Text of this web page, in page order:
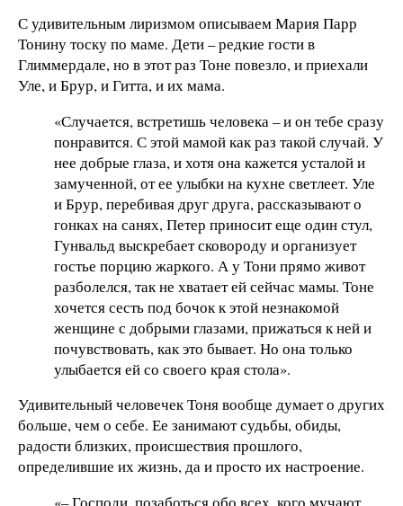
С удивительным лиризмом описываем Мария Парр
Тонину тоску по маме. Дети – редкие гости в
Глиммердале, но в этот раз Тоне повезло, и приехали
Уле, и Брур, и Гитта, и их мама.
«Случается, встретишь человека – и он тебе сразу
понравится. С этой мамой как раз такой случай. У
нее добрые глаза, и хотя она кажется усталой и
замученной, от ее улыбки на кухне светлеет. Уле
и Брур, перебивая друг друга, рассказывают о
гонках на санях, Петер приносит еще один стул,
Гунвальд выскребает сковороду и организует
гостье порцию жаркого. А у Тони прямо живот
разболелся, так не хватает ей сейчас мамы. Тоне
хочется сесть под бочок к этой незнакомой
женщине с добрыми глазами, прижаться к ней и
почувствовать, как это бывает. Но она только
улыбается ей со своего края стола».
Удивительный человечек Тоня вообще думает о других
больше, чем о себе. Ее занимают судьбы, обиды,
радости близких, происшествия прошлого,
определившие их жизнь, да и просто их настроение.